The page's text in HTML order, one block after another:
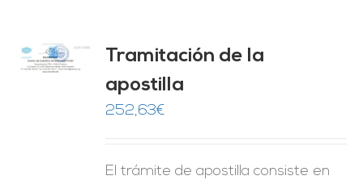
Tramitación de la
apostilla
252,63€
El trámite de apostilla consiste en